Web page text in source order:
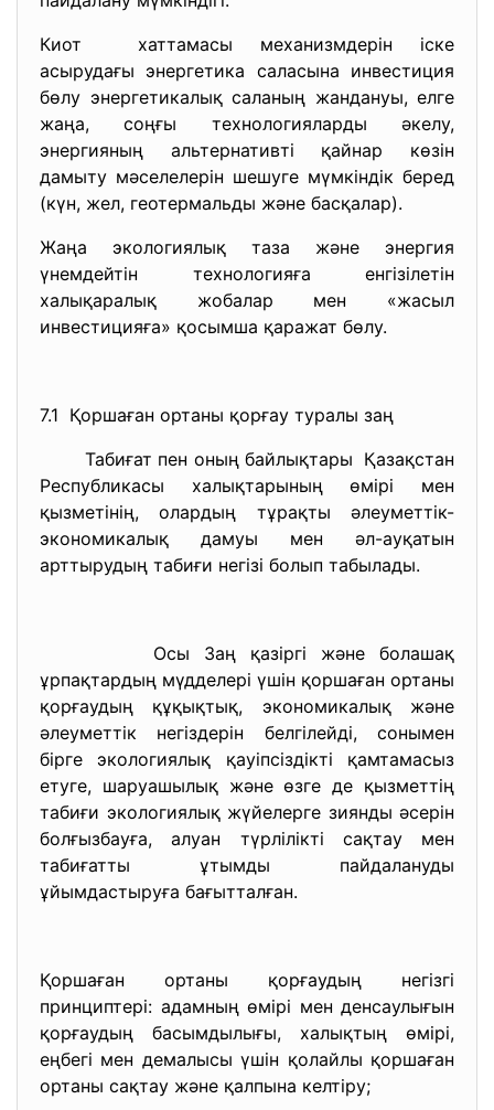
Киот хаттамасы механизмдерін іске
асырудағы энергетика саласына инвестиция
бөлу энергетикалық саланың жандануы, елге
жаңа, соңғы технологияларды әкелу,
энергияның альтернативті қайнар көзін
дамыту мәселелерін шешуге мүмкіндік беред
(күн, жел, геотермальды және басқалар).
Жаңа экологиялық таза және энергия
үнемдейтін технологияға енгізілетін
халықаралық жобалар мен «жасыл
инвестицияға» қосымша қаражат бөлу.
7.1 Қоршаған ортаны қорғау туралы заң
Табиғат пен оның байлықтары Қазақстан
Республикасы халықтарының өмірі мен
қызметінің, олардың тұрақты әлеуметтік-
экономикалық дамуы мен әл-ауқатын
арттырудың табиғи негізі болып табылады.
Осы Заң қазіргі және болашақ
ұрпақтардың мүдделері үшін қоршаған ортаны
қорғаудың құқықтық, экономикалық және
әлеуметтік негіздерін белгілейді, сонымен
бірге экологиялық қауіпсіздікті қамтамасыз
етуге, шаруашылық және өзге де қызметтің
табиғи экологиялық жүйелерге зиянды әсерін
болғызбауға, алуан түрлілікті сақтау мен
табиғатты ұтымды пайдалануды
ұйымдастыруға бағытталған.
Қоршаған ортаны қорғаудың негізгі
принциптері: адамның өмірі мен денсаулығын
қорғаудың басымдылығы, халықтың өмірі,
еңбегі мен демалысы үшін қолайлы қоршаған
ортаны сақтау және қалпына келтіру;